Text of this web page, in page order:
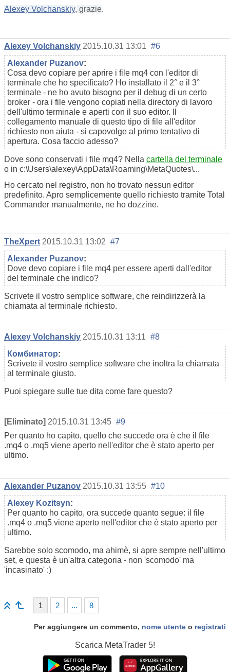
Alexey Volchanskiy, grazie.
Alexey Volchanskiy 2015.10.31 13:01 #6
Alexander Puzanov:
Cosa devo copiare per aprire i file mq4 con l'editor di
terminale che ho specificato? Ho installato il 2° e il 3°
terminale - ne ho avuto bisogno per il debug di un certo
broker - ora i file vengono copiati nella directory di lavoro
dell'ultimo terminale e aperti con il suo editor. Il
collegamento manuale di questo tipo di file all'editor
richiesto non aiuta - si capovolge al primo tentativo di
apertura. Cosa faccio adesso?
Dove sono conservati i file mq4? Nella cartella del terminale
o in c:\Users\alexey\AppData\Roaming\MetaQuotes\...
Ho cercato nel registro, non ho trovato nessun editor
predefinito. Apro semplicemente quello richiesto tramite Total
Commander manualmente, ne ho dozzine.
TheXpert 2015.10.31 13:02 #7
Alexander Puzanov:
Dove devo copiare i file mq4 per essere aperti dall'editor
del terminale che indico?
Scrivete il vostro semplice software, che reindirizzerà la
chiamata al terminale richiesto.
Alexey Volchanskiy 2015.10.31 13:11 #8
Комбинатор:
Scrivete il vostro semplice software che inoltra la chiamata
al terminale giusto.
Puoi spiegare sulle tue dita come fare questo?
[Eliminato] 2015.10.31 13:45 #9
Per quanto ho capito, quello che succede ora è che il file
.mq4 o .mq5 viene aperto nell'editor che è stato aperto per
ultimo.
Alexander Puzanov 2015.10.31 13:55 #10
Alexey Kozitsyn:
Per quanto ho capito, ora succede quanto segue: il file
.mq4 o .mq5 viene aperto nell'editor che è stato aperto per
ultimo.
Sarebbe solo scomodo, ma ahimè, si apre sempre nell'ultimo
set, e questa è un'altra categoria - non 'scomodo' ma
'incasinato' :)
1 2 ... 8
Per aggiungere un commento, nome utente o registrati
Scarica MetaTrader 5!